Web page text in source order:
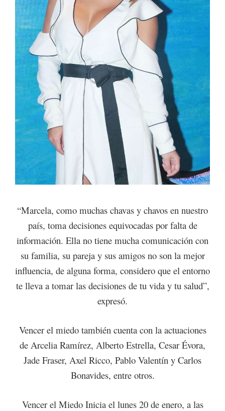
“Marcela, como muchas chavas y chavos en nuestro
país, toma decisiones equivocadas por falta de
información. Ella no tiene mucha comunicación con
su familia, su pareja y sus amigos no son la mejor
influencia, de alguna forma, considero que el entorno
te lleva a tomar las decisiones de tu vida y tu salud”,
expresó.
Vencer el miedo también cuenta con la actuaciones
de Arcelia Ramírez, Alberto Estrella, Cesar Évora,
Jade Fraser, Axel Ricco, Pablo Valentín y Carlos
Bonavides, entre otros.
Vencer el Miedo Inicia el lunes 20 de enero, a las